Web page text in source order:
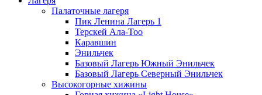
Палаточные лагеря
Пик Ленина Лагерь 1
Терскей Ала-Тоо
Каравшин
Энильчек
Базовый Лагерь Южный Энильчек
Базовый Лагерь Северный Энильчек
Высокогорные хижины